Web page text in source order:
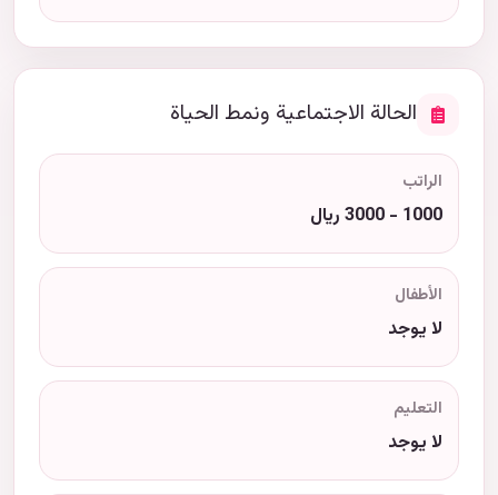
الحالة الاجتماعية ونمط الحياة
الراتب
1000 - 3000 ريال
الأطفال
لا يوجد
التعليم
لا يوجد